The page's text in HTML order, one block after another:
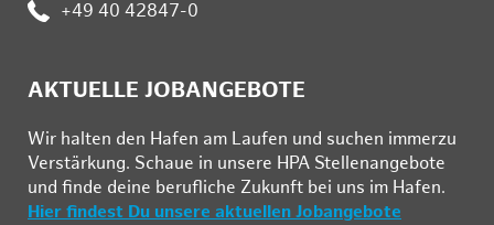
Telefon:
+49 40 42847-0
AKTUELLE JOBANGEBOTE
Wir hal­ten den Ha­fen am Lau­fen und su­chen im­mer­zu
Ver­stär­kung. Schau­e in un­se­re HPA Stel­len­an­ge­bo­te
und fin­de deine be­ruf­li­che Zu­kunft bei uns im Ha­fen.
Hier findest Du unsere aktuellen Jobangebote